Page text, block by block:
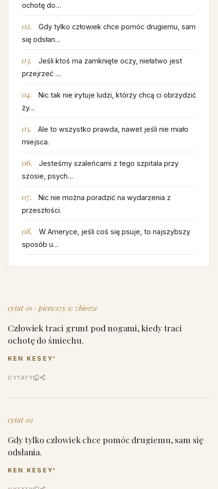
ochotę do…
Gdy tylko człowiek chce pomóc drugiemu, sam
się odsłan…
Jeśli ktoś ma zamknięte oczy, niełatwo jest
przejrzeć …
Nic tak nie irytuje ludzi, którzy chcą ci obrzydzić
ży…
Ale to wszystko prawda, nawet jeśli nie miało
miejsca.
Jesteśmy szaleńcami z tego szpitala przy
szosie, psych…
Nic nie można poradzić na wydarzenia z
przeszłości.
W Ameryce, jeśli coś się psuje, to najszybszy
sposób u…
cytat 01 · pierwszy w zbiorze
Człowiek traci grunt pod nogami, kiedy traci
ochotę do śmiechu.
KEN KESEY'
CYTATY
cytat 02
Gdy tylko człowiek chce pomóc drugiemu, sam się
odsłania.
KEN KESEY'